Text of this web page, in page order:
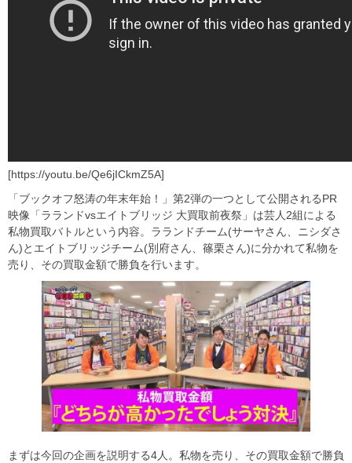
[https://youtu.be/Qe6jICkmZ5A]
「ブックオフ怒涛の年末年始！」第2弾の一つとして公開されるPR
映像「ラランドvsエイトブリッジ 大買取前夜祭」は芸人2組による
私物買取バトルという内容。ラランドチーム(サーヤさん、ニシダさ
ん)とエイトブリッジチーム(別府さん、篠栗さん)に分かれて私物を
売り、その買取金額で勝負を行います。
まずは今回の企画を説明する4人。私物を売り、その買取金額で勝負